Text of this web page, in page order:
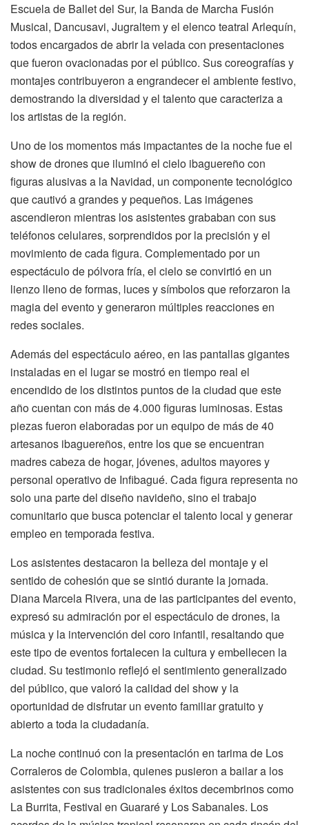
Escuela de Ballet del Sur, la Banda de Marcha Fusión
Musical, Dancusavi, Jugraltem y el elenco teatral Arlequín,
todos encargados de abrir la velada con presentaciones
que fueron ovacionadas por el público. Sus coreografías y
montajes contribuyeron a engrandecer el ambiente festivo,
demostrando la diversidad y el talento que caracteriza a
los artistas de la región.
Uno de los momentos más impactantes de la noche fue el
show de drones que iluminó el cielo ibaguereño con
figuras alusivas a la Navidad, un componente tecnológico
que cautivó a grandes y pequeños. Las imágenes
ascendieron mientras los asistentes grababan con sus
teléfonos celulares, sorprendidos por la precisión y el
movimiento de cada figura. Complementado por un
espectáculo de pólvora fría, el cielo se convirtió en un
lienzo lleno de formas, luces y símbolos que reforzaron la
magia del evento y generaron múltiples reacciones en
redes sociales.
Además del espectáculo aéreo, en las pantallas gigantes
instaladas en el lugar se mostró en tiempo real el
encendido de los distintos puntos de la ciudad que este
año cuentan con más de 4.000 figuras luminosas. Estas
piezas fueron elaboradas por un equipo de más de 40
artesanos ibaguereños, entre los que se encuentran
madres cabeza de hogar, jóvenes, adultos mayores y
personal operativo de Infibagué. Cada figura representa no
solo una parte del diseño navideño, sino el trabajo
comunitario que busca potenciar el talento local y generar
empleo en temporada festiva.
Los asistentes destacaron la belleza del montaje y el
sentido de cohesión que se sintió durante la jornada.
Diana Marcela Rivera, una de las participantes del evento,
expresó su admiración por el espectáculo de drones, la
música y la intervención del coro infantil, resaltando que
este tipo de eventos fortalecen la cultura y embellecen la
ciudad. Su testimonio reflejó el sentimiento generalizado
del público, que valoró la calidad del show y la
oportunidad de disfrutar un evento familiar gratuito y
abierto a toda la ciudadanía.
La noche continuó con la presentación en tarima de Los
Corraleros de Colombia, quienes pusieron a bailar a los
asistentes con sus tradicionales éxitos decembrinos como
La Burrita, Festival en Guararé y Los Sabanales. Los